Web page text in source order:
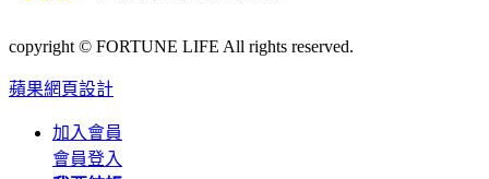
copyright © FORTUNE LIFE All rights reserved.
蘋果網頁設計
加入會員
會員登入